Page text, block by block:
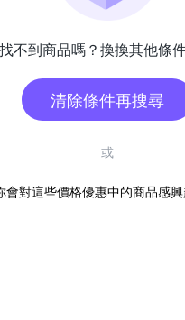
找不到商品嗎？換換其他條
清除條件再搜尋
或
會對這些價格優惠中的商品感興